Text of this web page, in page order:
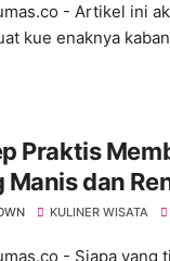
- Artikel ini
kue enaknya
Praktis
Manis dan
KULINER WISATA
- ​Siapa yang